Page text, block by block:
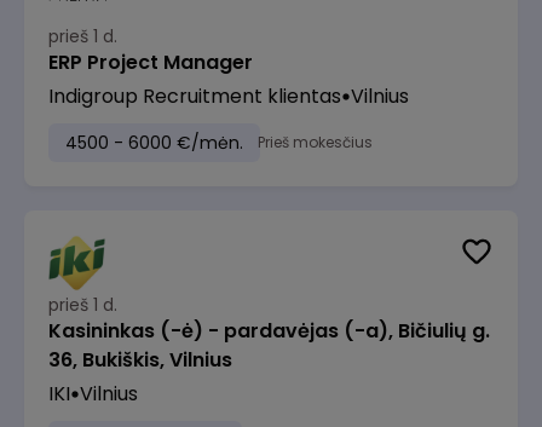
prieš 1 d.
ERP Project Manager
Indigroup Recruitment klientas Vilnius
4500 - 6000 €/mėn. Prieš mokesčius
prieš 1 d.
Kasininkas (-ė) - pardavėjas (-a), Bičiulių g.
36, Bukiškis, Vilnius
IKI Vilnius